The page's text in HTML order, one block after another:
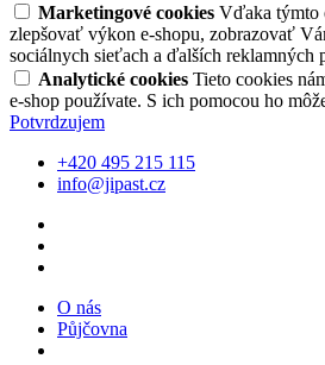
Marketingové cookies Vďaka týmto
zlepšovať výkon e-shopu, zobrazovať
sociálnych sieťach a ďalších reklamných
Analytické cookies Tieto cookies
e-shop používate. S ich pomocou ho
Potvrdzujem
+420 495 215 115
info@jipast.cz
O nás
Půjčovna